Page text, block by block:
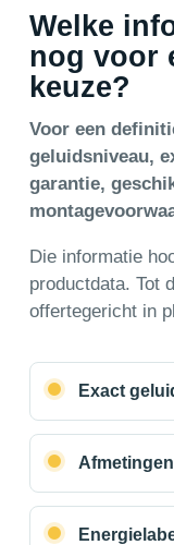
Welke
nog voor
keuze?
Voor een
geluidsniveau,
garantie,
Die informatie
productdata. Tot
offertegericht in
Exact